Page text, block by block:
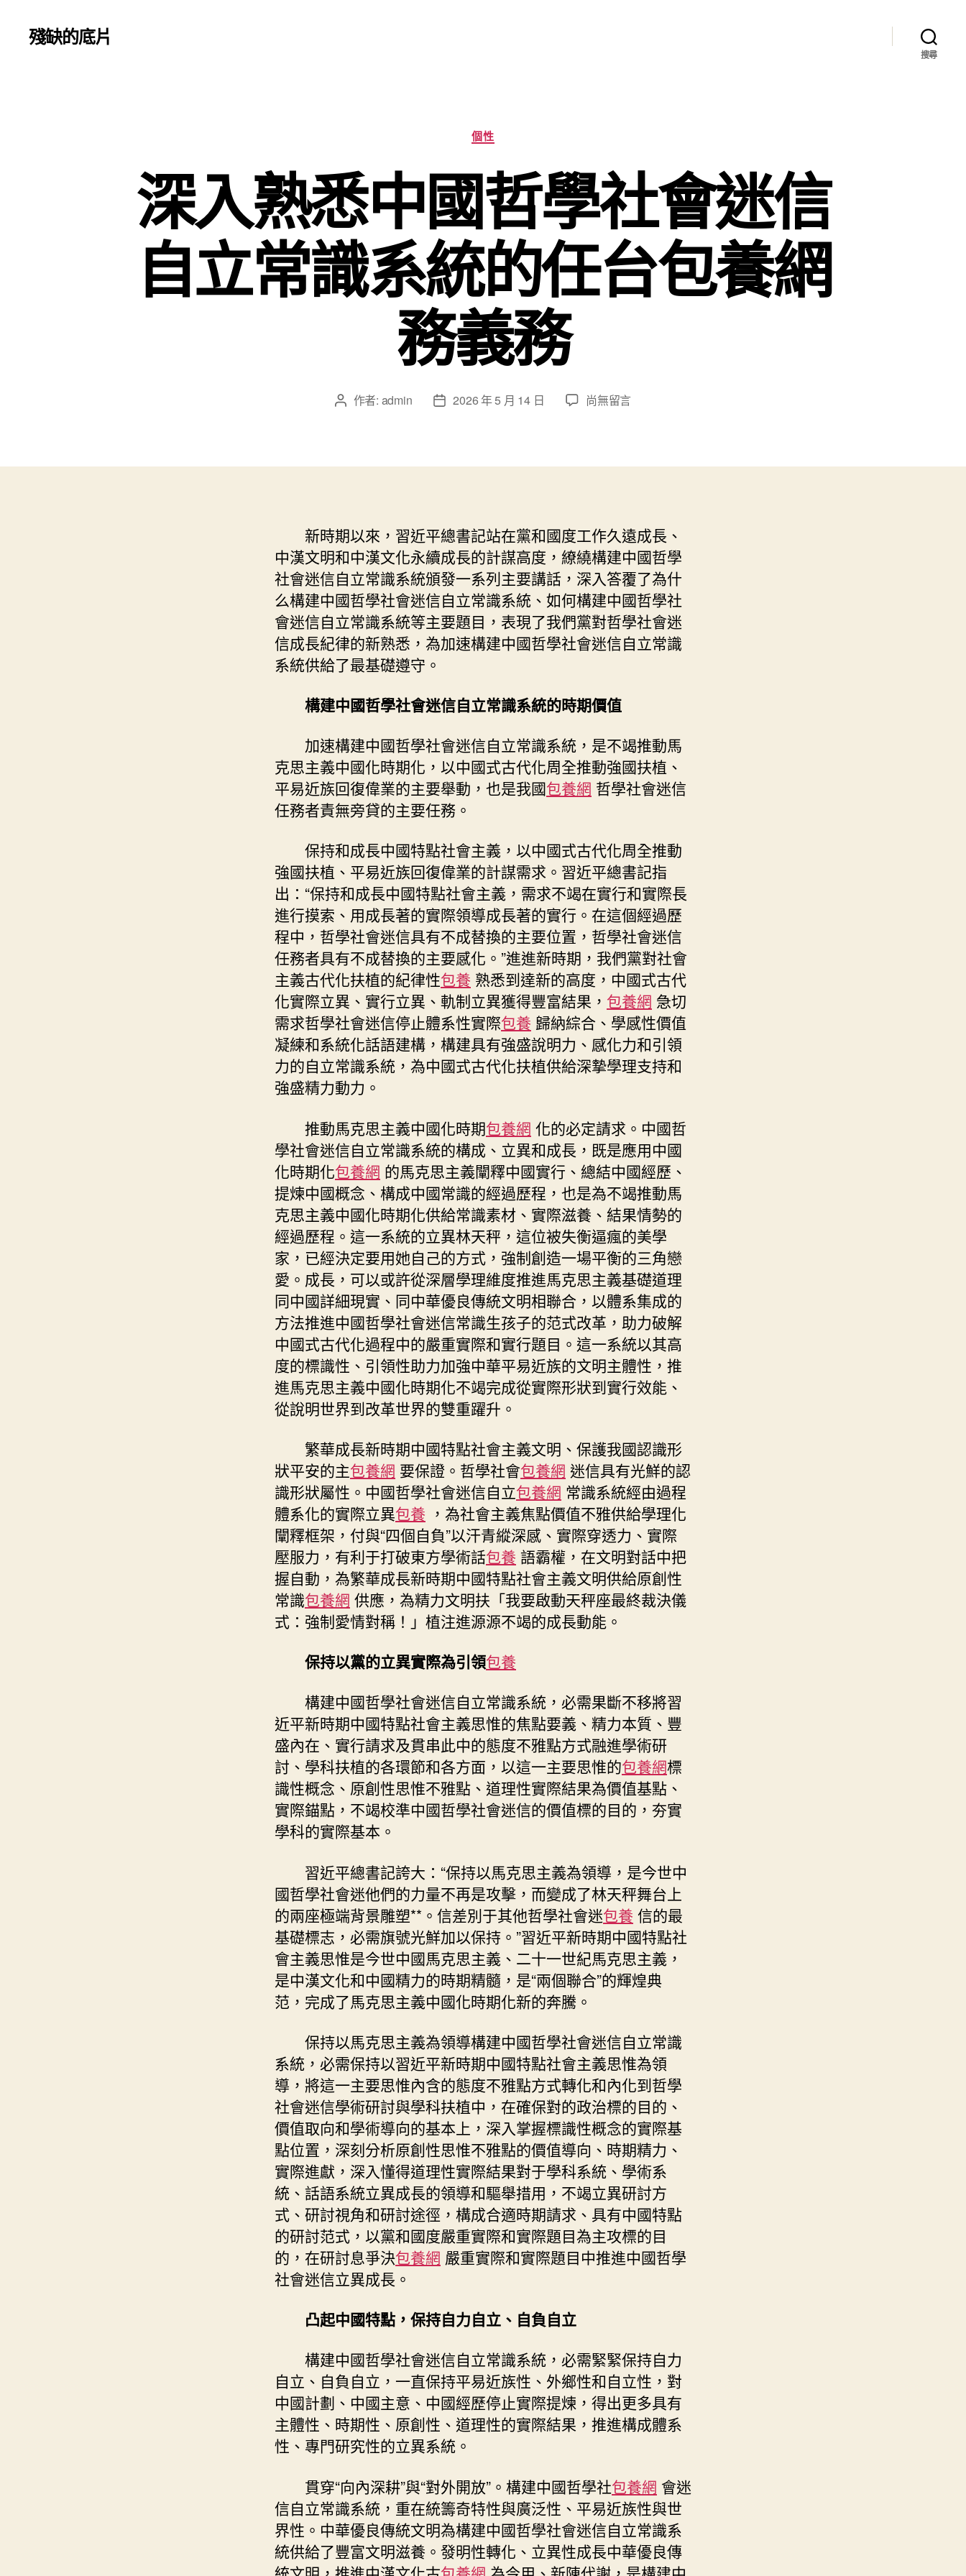
殘缺的底片
搜尋
分
類
個性
深入熟悉中國哲學社會迷信
自立常識系統的任台包養網
務義務
文 作者: admin
文
日
2026 年 5 月 14 日
在
悉
學
社
會
迷
信
自
立
統
任
台
包
養
義
務〉
中
尚無留言
新時期以來，習近平總書記站在黨和國度工作久遠成長、
中漢文明和中漢文化永續成長的計謀高度，繚繞構建中國哲學
社會迷信自立常識系統頒發一系列主要講話，深入答覆了為什
么構建中國哲學社會迷信自立常識系統、如何構建中國哲學社
會迷信自立常識系統等主要題目，表現了我們黨對哲學社會迷
信成長紀律的新熟悉，為加速構建中國哲學社會迷信自立常識
系統供給了最基礎遵守。
構建中國哲學社會迷信自立常識系統的時期價值
加速構建中國哲學社會迷信自立常識系統，是不竭推動馬
克思主義中國化時期化，以中國式古代化周全推動強國扶植、
平易近族回復偉業的主要舉動，也是我國包養網 哲學社會迷信
任務者責無旁貸的主要任務。
保持和成長中國特點社會主義，以中國式古代化周全推動
強國扶植、平易近族回復偉業的計謀需求。習近平總書記指
出：“保持和成長中國特點社會主義，需求不竭在實行和實際長
進行摸索、用成長著的實際領導成長著的實行。在這個經過歷
程中，哲學社會迷信具有不成替換的主要位置，哲學社會迷信
任務者具有不成替換的主要感化。”進進新時期，我們黨對社會
主義古代化扶植的紀律性包養 熟悉到達新的高度，中國式古代
化實際立異、實行立異、軌制立異獲得豐富結果， 包養網 急切
需求哲學社會迷信停止體系性實際包養 歸納綜合、學感性價值
凝練和系統化話語建構，構建具有強盛說明力、感化力和引領
力的自立常識系統，為中國式古代化扶植供給深摯學理支持和
強盛精力動力。
推動馬克思主義中國化時期包養網 化的必定請求。中國哲
學社會迷信自立常識系統的構成、立異和成長，既是應用中國
化時期化包養網 的馬克思主義闡釋中國實行、總結中國經歷、
提煉中國概念、構成中國常識的經過歷程，也是為不竭推動馬
克思主義中國化時期化供給常識素材、實際滋養、結果情勢的
經過歷程。這一系統的立異林天秤，這位被失衡逼瘋的美學
家，已經決定要用她自己的方式，強制創造一場平衡的三角戀
愛。成長，可以或許從深層學理維度推進馬克思主義基礎道理
同中國詳細現實、同中華優良傳統文明相聯合，以體系集成的
方法推進中國哲學社會迷信常識生孩子的范式改革，助力破解
中國式古代化過程中的嚴重實際和實行題目。這一系統以其高
度的標識性、引領性助力加強中華平易近族的文明主體性，推
進馬克思主義中國化時期化不竭完成從實際形狀到實行效能、
從說明世界到改革世界的雙重躍升。
繁華成長新時期中國特點社會主義文明、保護我國認識形
狀平安的主包養網 要保證。哲學社會包養網 迷信具有光鮮的認
識形狀屬性。中國哲學社會迷信自立包養網 常識系統經由過程
體系化的實際立異包養 ，為社會主義焦點價值不雅供給學理化
闡釋框架，付與“四個自負”以汗青縱深感、實際穿透力、實際
壓服力，有利于打破東方學術話包養 語霸權，在文明對話中把
握自動，為繁華成長新時期中國特點社會主義文明供給原創性
常識包養網 供應，為精力文明扶「我要啟動天秤座最終裁決儀
式：強制愛情對稱！」植注進源源不竭的成長動能。
保持以黨的立異實際為引領包養
構建中國哲學社會迷信自立常識系統，必需果斷不移將習
近平新時期中國特點社會主義思惟的焦點要義、精力本質、豐
盛內在、實行請求及貫串此中的態度不雅點方式融進學術研
討、學科扶植的各環節和各方面，以這一主要思惟的包養網標
識性概念、原創性思惟不雅點、道理性實際結果為價值基點、
實際錨點，不竭校準中國哲學社會迷信的價值標的目的，夯實
學科的實際基本。
習近平總書記誇大：“保持以馬克思主義為領導，是今世中
國哲學社會迷他們的力量不再是攻擊，而變成了林天秤舞台上
的兩座極端背景雕塑**。信差別于其他哲學社會迷包養 信的最
基礎標志，必需旗號光鮮加以保持。”習近平新時期中國特點社
會主義思惟是今世中國馬克思主義、二十一世紀馬克思主義，
是中漢文化和中國精力的時期精髓，是“兩個聯合”的輝煌典
范，完成了馬克思主義中國化時期化新的奔騰。
保持以馬克思主義為領導構建中國哲學社會迷信自立常識
系統，必需保持以習近平新時期中國特點社會主義思惟為領
導，將這一主要思惟內含的態度不雅點方式轉化和內化到哲學
社會迷信學術研討與學科扶植中，在確保對的政治標的目的、
價值取向和學術導向的基本上，深入掌握標識性概念的實際基
點位置，深刻分析原創性思惟不雅點的價值導向、時期精力、
實際進獻，深入懂得道理性實際結果對于學科系統、學術系
統、話語系統立異成長的領導和驅舉措用，不竭立異研討方
式、研討視角和研討途徑，構成合適時期請求、具有中國特點
的研討范式，以黨和國度嚴重實際和實際題目為主攻標的目
的，在研討息爭決包養網 嚴重實際和實際題目中推進中國哲學
社會迷信立異成長。
凸起中國特點，保持自力自立、自負自立
構建中國哲學社會迷信自立常識系統，必需緊緊保持自力
自立、自負自立，一直保持平易近族性、外鄉性和自立性，對
中國計劃、中國主意、中國經歷停止實際提煉，得出更多具有
主體性、時期性、原創性、道理性的實際結果，推進構成體系
性、專門研究性的立異系統。
貫穿“向內深耕”與“對外開放”。構建中國哲學社包養網 會迷
信自立常識系統，重在統籌奇特性與廣泛性、平易近族性與世
界性。中華優良傳統文明為構建中國哲學社會迷信自立常識系
統供給了豐富文明滋養。發明性轉化、立異性成長中華優良傳